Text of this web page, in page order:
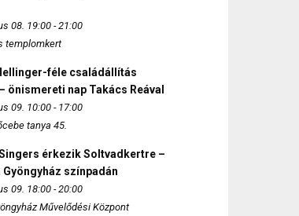
08. 19:00 - 21:00
templomkert
féle családállítás
önismereti nap Takács Reával
09. 10:00 - 17:00
tanya 45.
érkezik Soltvadkertre –
Gyöngyház színpadán
09. 18:00 - 20:00
Művelődési Központ